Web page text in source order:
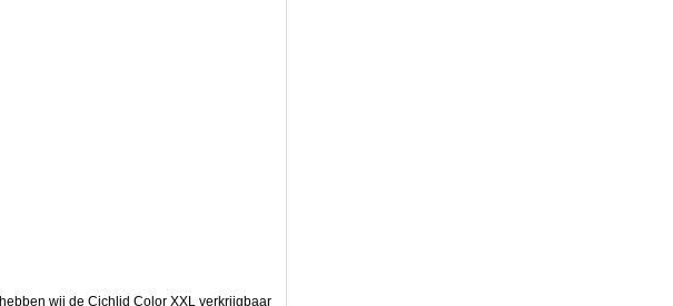
wij de Cichlid Color XXL verkrijgbaar